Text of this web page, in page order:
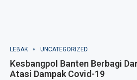
LEBAK UNCATEGORIZED
Kesbangpol Banten Berbagi
Atasi Dampak Covid-19